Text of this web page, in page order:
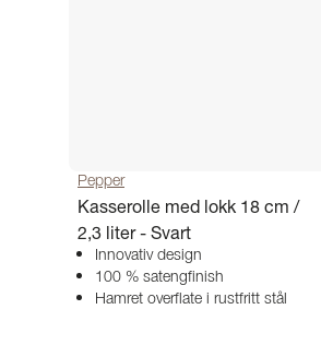
Pepper
Kasserolle med lokk 18 cm /
2,3 liter - Svart
Innovativ design
100 % satengfinish
Hamret overflate i rustfritt stål